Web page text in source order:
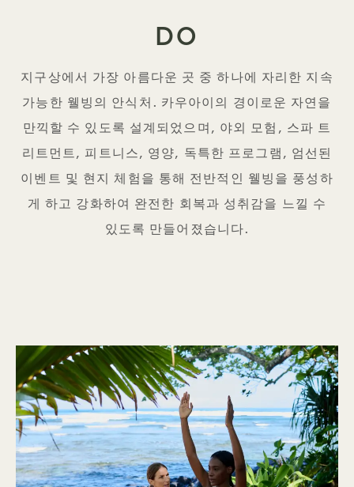
DO
지구상에서 가장 아름다운 곳 중 하나에 자리한 지속
가능한 웰빙의 안식처. 카우아이의 경이로운 자연을
만끽할 수 있도록 설계되었으며, 야외 모험, 스파 트
리트먼트, 피트니스, 영양, 독특한 프로그램, 엄선된
이벤트 및 현지 체험을 통해 전반적인 웰빙을 풍성하
게 하고 강화하여 완전한 회복과 성취감을 느낄 수
있도록 만들어졌습니다.